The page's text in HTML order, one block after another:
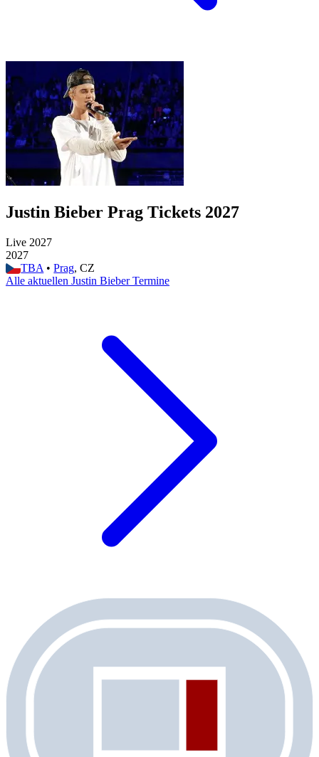
Justin Bieber Prag Tickets 2027
Live 2027
2027
TBA • Prag, CZ
Alle aktuellen Justin Bieber Termine